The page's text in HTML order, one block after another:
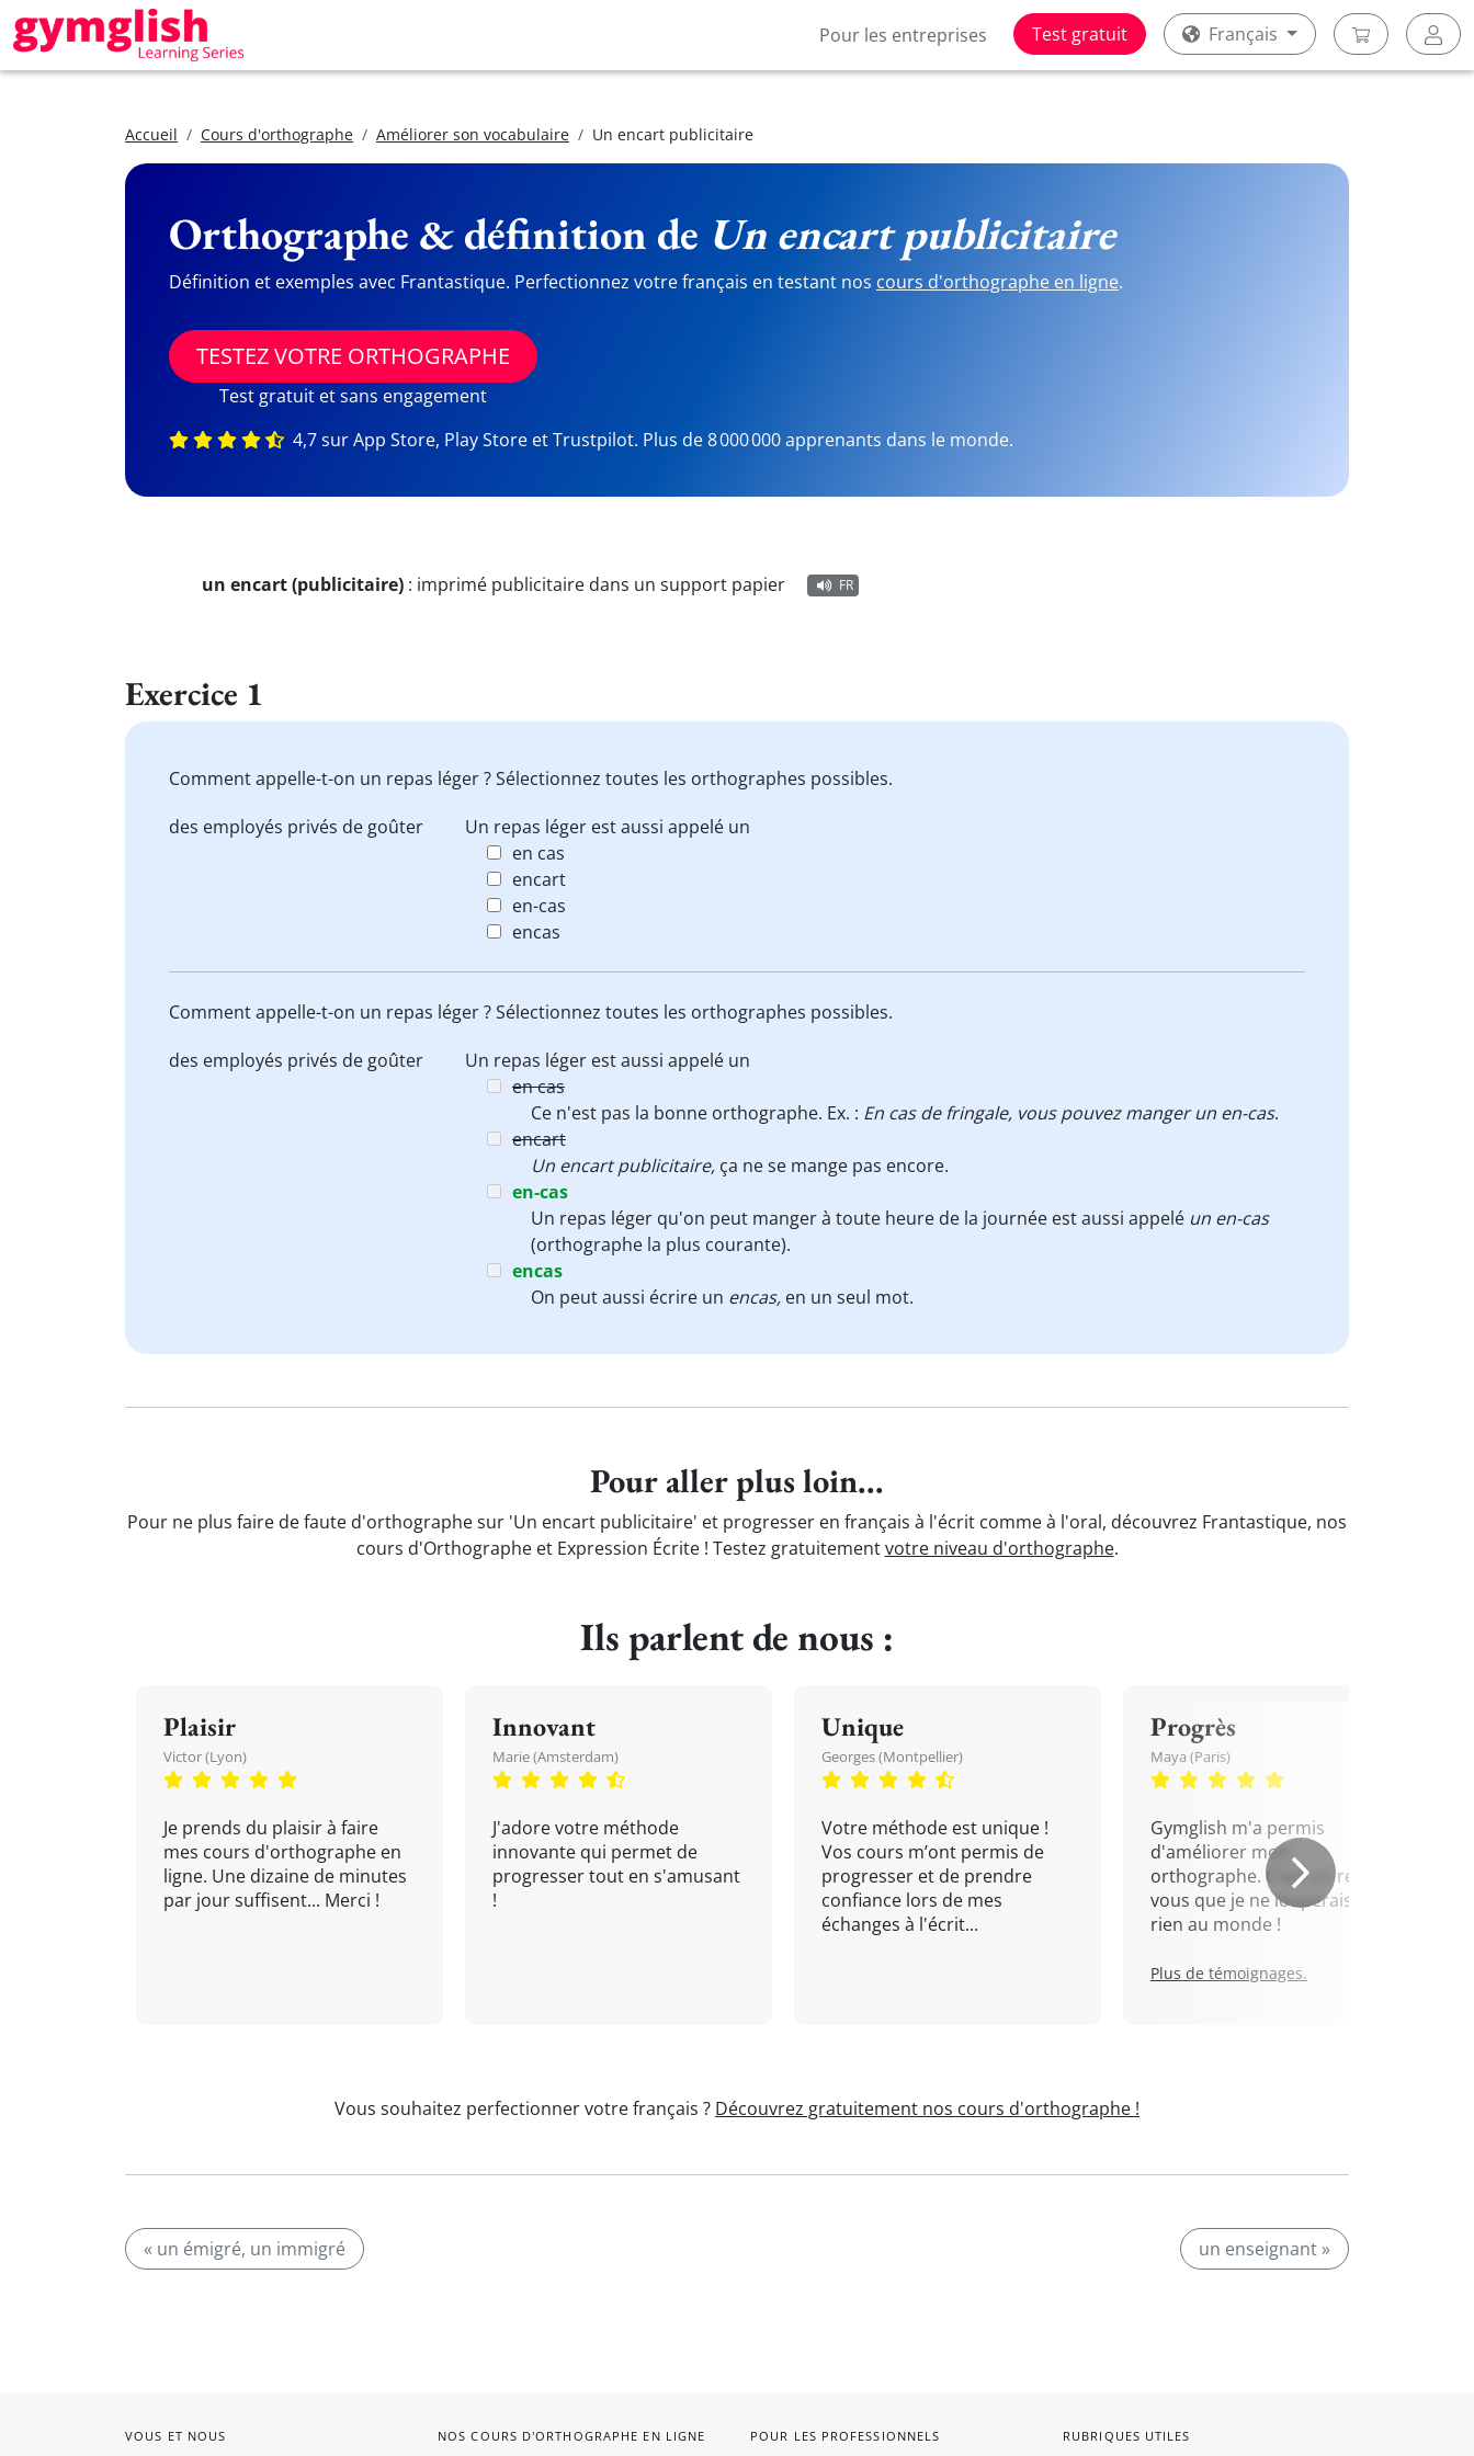
Pour les entreprises Test gratuit Français
Accueil Cours d'orthographe Améliorer son vocabulaire Un encart publicitaire
Orthographe & définition de Un encart publicitaire
Définition et exemples avec Frantastique. Perfectionnez votre français en testant nos cours d'orthographe en ligne.
TESTEZ VOTRE ORTHOGRAPHE
Test gratuit et sans engagement
4,7 sur App Store, Play Store et Trustpilot. Plus de 8 000 000 apprenants dans le monde.
un encart (publicitaire) : imprimé publicitaire dans un support papier FR
Exercice 1
Comment appelle-t-on un repas léger ? Sélectionnez toutes les orthographes possibles.
des employés privés de goûter
Un repas léger est aussi appelé un
en cas
encart
en-cas
encas
Comment appelle-t-on un repas léger ? Sélectionnez toutes les orthographes possibles.
des employés privés de goûter
Un repas léger est aussi appelé un
en cas
Ce n'est pas la bonne orthographe. Ex. : En cas de fringale, vous pouvez manger un en-cas.
encart
Un encart publicitaire, ça ne se mange pas encore.
en-cas
Un repas léger qu'on peut manger à toute heure de la journée est aussi appelé un en-cas
(orthographe la plus courante).
encas
On peut aussi écrire un encas, en un seul mot.
Pour aller plus loin...
Pour ne plus faire de faute d'orthographe sur 'Un encart publicitaire' et progresser en français à l'écrit comme à l'oral, découvrez Frantastique, nos
cours d'Orthographe et Expression Écrite ! Testez gratuitementvotre niveau d'orthographe.
Ils parlent de nous :
Plaisir
Victor (Lyon)
Je prends du plaisir à faire
mes cours d'orthographe en
ligne. Une dizaine de minutes
par jour suffisent... Merci !
Innovant
Marie (Amsterdam)
J'adore votre méthode
innovante qui permet de
progresser tout en s'amusant
!
Unique
Georges (Montpellier)
Votre méthode est unique !
Vos cours m’ont permis de
progresser et de prendre
confiance lors de mes
échanges à l'écrit...
Progrès
Maya (Paris)
Gymglish m'a permis
d'améliorer mon
orthographe. C'est un rendez-
vous que je ne louperais pour
rien au monde !
Plus de témoignages.
Vous souhaitez perfectionner votre français ? Découvrez gratuitement nos cours d'orthographe !
« un émigré, un immigré un enseignant »
VOUS ET NOUS NOS COURS D'ORTHOGRAPHE EN LIGNE POUR LES PROFESSIONNELS RUBRIQUES UTILES